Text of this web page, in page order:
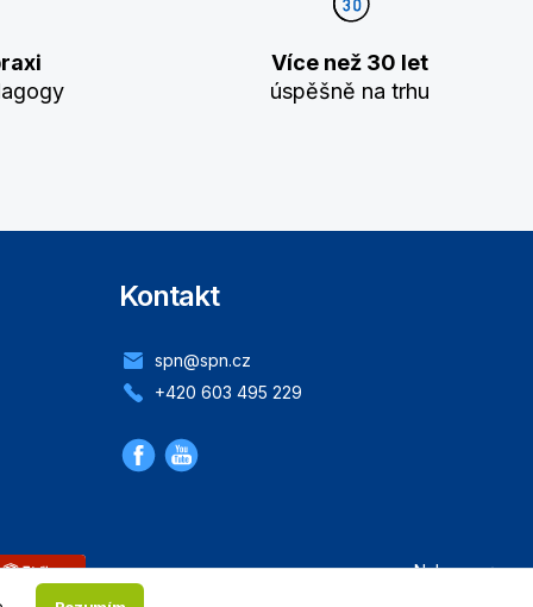
Více než 30 let
úspěšně na trhu
Kontakt
spn@spn.cz
+420 603 495 229
Nahoru